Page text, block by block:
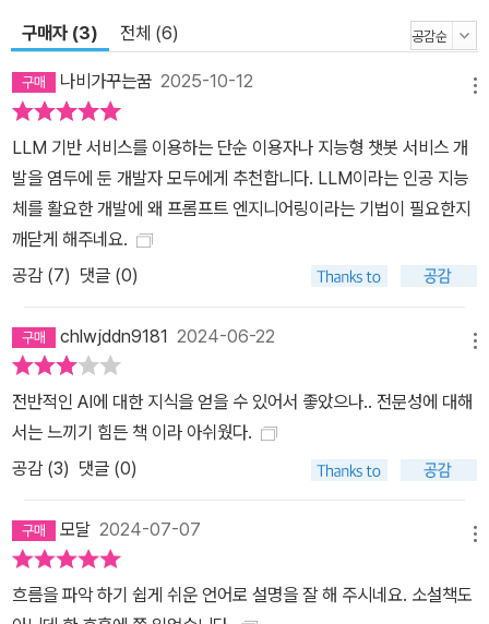
구매자 (3) 전체 (6)
나비가꾸는꿈 2025-10-12
LLM 기반 서비스를 이용하는 단순 이용자나 지능형 챗봇 서비스 개
발을 염두에 둔 개발자 모두에게 추천합니다. LLM이라는 인공 지능
체를 활요한 개발에 왜 프롬프트 엔지니어링이라는 기법이 필요한지
깨닫게 해주네요.
공감 (7) 댓글 (0)
chlwjddn9181 2024-06-22
전반적인 AI에 대한 지식을 얻을 수 있어서 좋았으나.. 전문성에 대해
서는 느끼기 힘든 책 이라 아쉬웠다.
공감 (3) 댓글 (0)
모달 2024-07-07
흐름을 파악 하기 쉽게 쉬운 언어로 설명을 잘 해 주시네요. 소설책도